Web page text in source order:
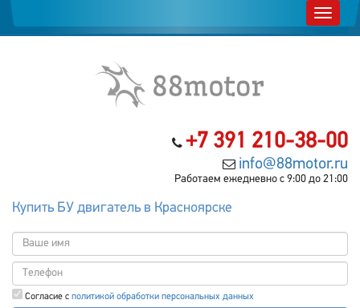
+7 391 210-38-00
info@88motor.ru
Работаем ежедневно с 9:00 до 21:00
Купить БУ двигатель в Красноярске
Согласие с политикой обработки персональных данных